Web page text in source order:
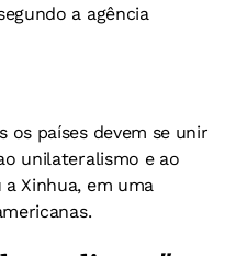
a agência
os países devem se unir
unilateralismo e ao
Xinhua, em uma